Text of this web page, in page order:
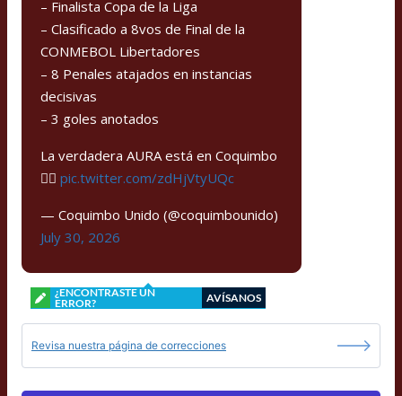
– Finalista Copa de la Liga
– Clasificado a 8vos de Final de la
CONMEBOL Libertadores
– 8 Penales atajados en instancias
decisivas
– 3 goles anotados
La verdadera AURA está en Coquimbo
🏴‍☠️ pic.twitter.com/zdHjVtyUQc
— Coquimbo Unido (@coquimbounido)
July 30, 2026
¿ENCONTRASTE UN
ERROR?
AVÍSANOS
Revisa nuestra página de correcciones